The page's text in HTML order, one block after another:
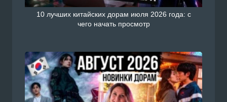
10 лучших китайских дорам июля 2026 года: с
чего начать просмотр